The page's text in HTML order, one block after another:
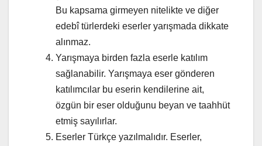
Bu kapsama girmeyen nitelikte ve diğer
edebî türlerdeki eserler yarışmada dikkate
alınmaz.
Yarışmaya birden fazla eserle katılım
sağlanabilir. Yarışmaya eser gönderen
katılımcılar bu eserin kendilerine ait,
özgün bir eser olduğunu beyan ve taahhüt
etmiş sayılırlar.
Eserler Türkçe yazılmalıdır. Eserler,